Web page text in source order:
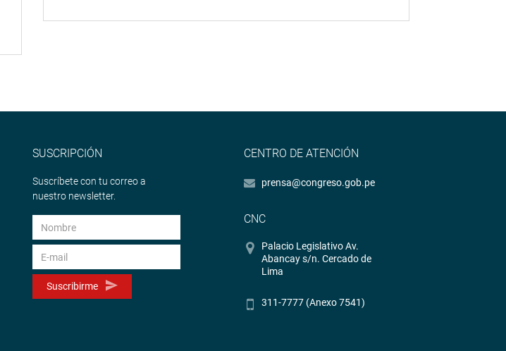
SUSCRIPCIÓN
Suscríbete con tu correo a
nuestro newsletter.
Suscribirme
CENTRO DE ATENCIÓN
prensa@congreso.gob.pe
CNC
Palacio Legislativo Av.
Abancay s/n. Cercado de
Lima
311-7777 (Anexo 7541)